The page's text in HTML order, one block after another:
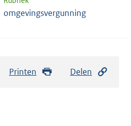
omgevingsvergunning
Printen Delen